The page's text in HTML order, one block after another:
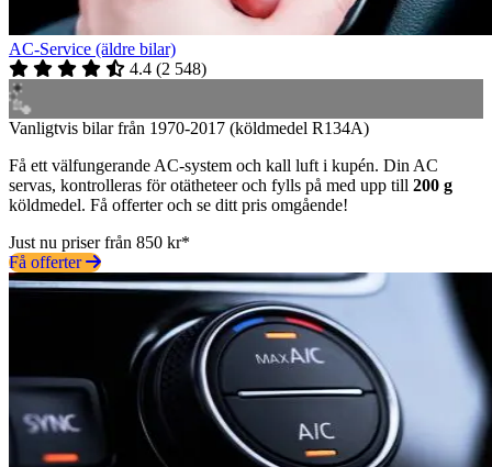
AC-Service (äldre bilar)
4.4 (2 548)
Vanligtvis bilar från 1970-2017 (köldmedel R134A)
Få ett välfungerande AC-system och kall luft i kupén. Din AC
servas, kontrolleras för otätheteer och fylls på med upp till 200 g
köldmedel. Få offerter och se ditt pris omgående!
Just nu priser från 850 kr*
Få offerter